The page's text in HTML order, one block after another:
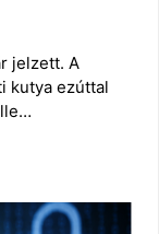
jelzett. A
kutya ezúttal